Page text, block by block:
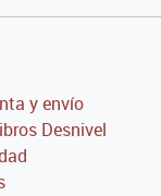
y envío
Desnivel